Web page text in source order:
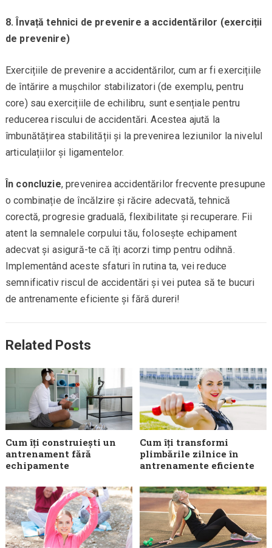
8. Învață tehnici de prevenire a accidentărilor (exerciții
de prevenire)
Exercițiile de prevenire a accidentărilor, cum ar fi exercițiile
de întărire a mușchilor stabilizatori (de exemplu, pentru
core) sau exercițiile de echilibru, sunt esențiale pentru
reducerea riscului de accidentări. Acestea ajută la
îmbunătățirea stabilității și la prevenirea leziunilor la nivelul
articulațiilor și ligamentelor.
În concluzie, prevenirea accidentărilor frecvente presupune
o combinație de încălzire și răcire adecvată, tehnică
corectă, progresie graduală, flexibilitate și recuperare. Fii
atent la semnalele corpului tău, folosește echipament
adecvat și asigură-te că îți acorzi timp pentru odihnă.
Implementând aceste sfaturi în rutina ta, vei reduce
semnificativ riscul de accidentări și vei putea să te bucuri
de antrenamente eficiente și fără dureri!
Related Posts
Cum îți construiești un
antrenament fără
echipamente
Cum îți transformi
plimbările zilnice în
antrenamente eficiente